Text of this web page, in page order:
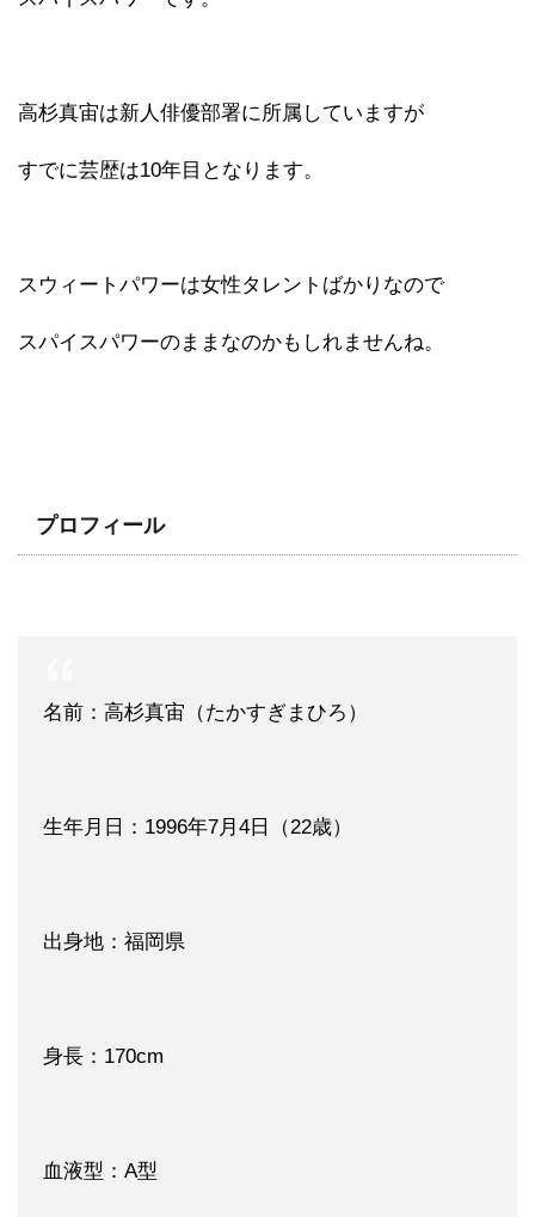
高杉真宙は新人俳優部署に所属していますが
すでに芸歴は10年目となります。
スウィートパワーは女性タレントばかりなので
スパイスパワーのままなのかもしれませんね。
プロフィール
名前：高杉真宙（たかすぎまひろ）
生年月日：1996年7月4日（22歳）
出身地：福岡県
身長：170cm
血液型：A型